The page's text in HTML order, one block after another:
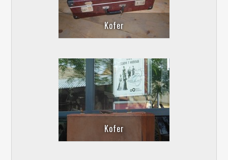
Kofer
Kofer